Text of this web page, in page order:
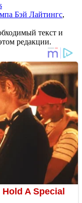
Бэй Лайтингс,
текст и
редакции.